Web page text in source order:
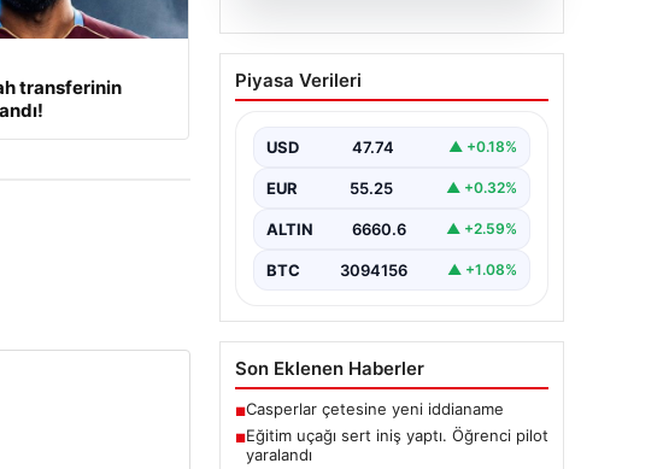
transferinin
Eğitim uçağı sert iniş
yaptı. Öğrenci pilot
Piyasa Verileri
USD 47.74 ▲ +0.18%
EUR 55.25 ▲ +0.32%
ALTIN 6660.6 ▲ +2.59%
BTC 3094156 ▲ +1.08%
Son Eklenen Haberler
■Casperlar çetesine yeni iddianame
■Eğitim uçağı sert iniş yaptı. Öğrenci pilot
yaralandı